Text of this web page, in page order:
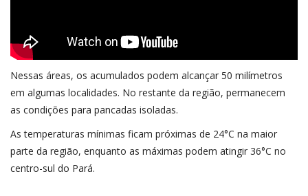
Nessas áreas, os acumulados podem alcançar 50 milímetros
em algumas localidades. No restante da região, permanecem
as condições para pancadas isoladas.
As temperaturas mínimas ficam próximas de 24°C na maior
parte da região, enquanto as máximas podem atingir 36°C no
centro-sul do Pará.